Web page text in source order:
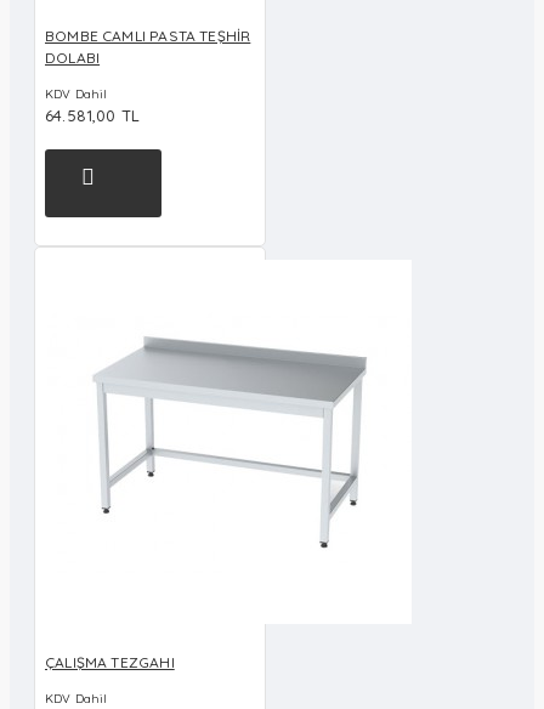
BOMBE CAMLI PASTA TEŞHİR
DOLABI
KDV Dahil
64.581,00 TL
ÇALIŞMA TEZGAHI
KDV Dahil